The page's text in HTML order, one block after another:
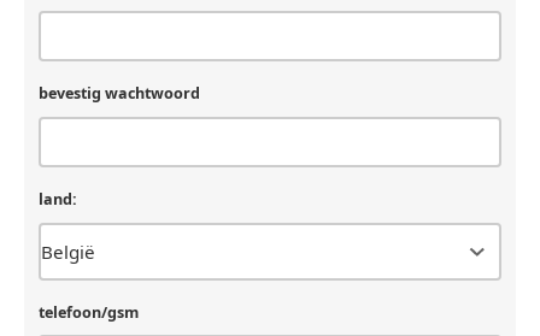
bevestig wachtwoord
land:
telefoon/gsm